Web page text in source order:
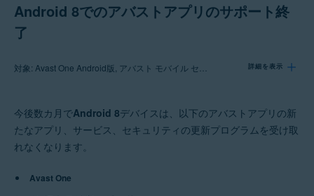
Android 8でのアバストアプリのサポート終
了
詳細を表示
製品:
アバスト モバイル セキュリティ プレミアム 24.x Android 版
アバスト セキュアライン VPN 6.x Android版
今後数カ月でAndroid 8デバイスは、以下のアバストアプリの新
たなアプリ、サービス、セキュリティの更新プログラムを受け取
れなくなります。
Avast One